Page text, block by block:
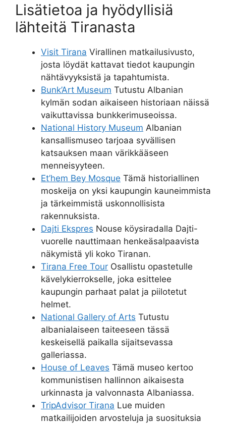
Lisätietoa ja hyödyllisiä
lähteitä Tiranasta
Visit Tirana Virallinen matkailusivusto,
josta löydät kattavat tiedot kaupungin
nähtävyyksistä ja tapahtumista.
Bunk’Art Museum Tutustu Albanian
kylmän sodan aikaiseen historiaan näissä
vaikuttavissa bunkkerimuseoissa.
National History Museum Albanian
kansallismuseo tarjoaa syvällisen
katsauksen maan värikkääseen
menneisyyteen.
Et’hem Bey Mosque Tämä historiallinen
moskeija on yksi kaupungin kauneimmista
ja tärkeimmistä uskonnollisista
rakennuksista.
Dajti Ekspres Nouse köysiradalla Dajti-
vuorelle nauttimaan henkeäsalpaavista
näkymistä yli koko Tiranan.
Tirana Free Tour Osallistu opastetulle
kävelykierrokselle, joka esittelee
kaupungin parhaat palat ja piilotetut
helmet.
National Gallery of Arts Tutustu
albanialaiseen taiteeseen tässä
keskeisellä paikalla sijaitsevassa
galleriassa.
House of Leaves Tämä museo kertoo
kommunistisen hallinnon aikaisesta
urkinnasta ja valvonnasta Albaniassa.
TripAdvisor Tirana Lue muiden
matkailijoiden arvosteluja ja suosituksia